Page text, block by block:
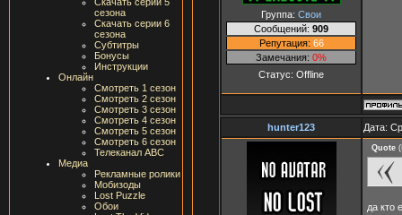
сезона
Скачать серии 6
сезона
Субтитры
Бонусы
Инструкции
Онлайн
Смотреть 1 сезон
Смотреть 2 сезон
Смотреть 3 сезон
Смотреть 4 сезон
Смотреть 5 сезон
Смотреть 6 сезон
Телеканал ABC
Медиа
Рекламные ролики
Мобизоды
Lost Puzzle
Обои
Группа: Свои
Сообщений: 909
Репутация: 66
Замечания: 0%
Статус: Offline
hunter123 Дата:
Quote (
да кто